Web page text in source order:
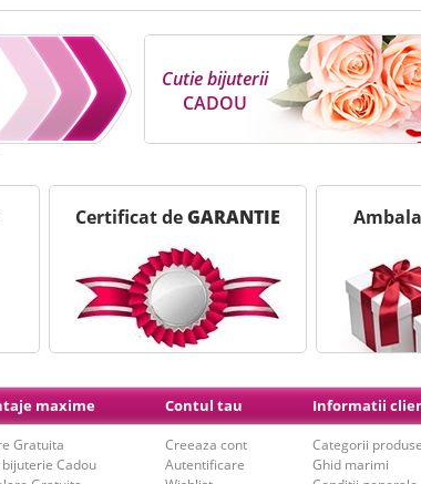
Cutie bijuterii
CADOU
Certificat deGARANTIE
maxime
Gratuita
Cadou
Contul tau
Creeaza cont
Autentificare
Informatii
Categorii produse
Ghid marimi